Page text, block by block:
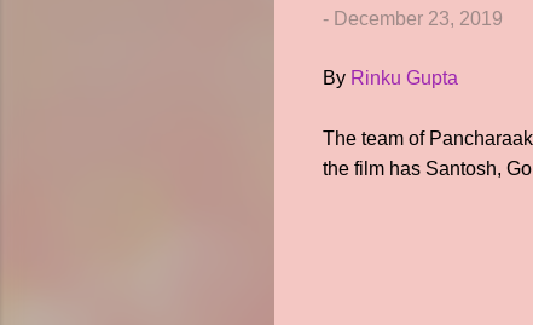
- December 23, 2019
By Rinku Gupta
The team of
the film has Santosh,